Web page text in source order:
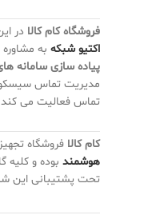
فروشگاه کام کالا در
اکتیو شبکه به
پیاده سازی سامانه
مدیریت تماس
تماس فعالیت می
کام کالا فروشگاه
هوشمند بوده و کلیه
تحت پشتیبانی این